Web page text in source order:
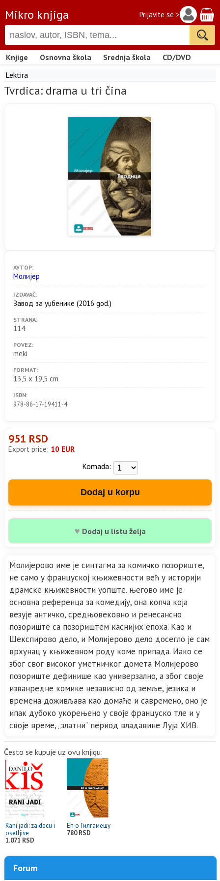
Mikro knjiga Prijavite se >
Knjige Osnovna škola Srednja škola
CD/DVD
Lektira
Tvrdica: drama u tri čina
АУТОР:
Молијер
IZDAVAČ:
Завод за уџбенике (2016 god.)
STRANA:
114
POVEZ:
meki
FORMAT:
13,5 x 19,5 cm
ISBN:
978-86-17-19411-4
951 RSD
Export price: 10 EUR
Komada:
Dodaj u korpu
♥ Dodaj u listu želja
Молијерово име је синтагма за комичко позориште,
не само у француској књижевности већ у историји
драмске књижевности уопште. његово име је
основна референца за комедију, она копча која
везује античко, средњовековно и ренесансно
позориште са позориштем каснијих епоха. Као и
Шекспирово дело, и Молијерово дело досегло је сам
врхунац у књижевном роду коме припада. Иако се
због свог високог уметничког домета Молијерово
позориште дефинише као универзално, а због своје
изванредне комике независно од земље, језика и
времена доживљава као домаће и савремено, оно је
ипак дубоко укорењено у своје француско тле и у
своје време, „златни“ период владавине Луја XИВ.
Često se kupuje uz ovu knjigu:
Rani jadi: za decu i
osetljive
1.071 RSD
Еп о Гилгамешу
780 RSD
Forum